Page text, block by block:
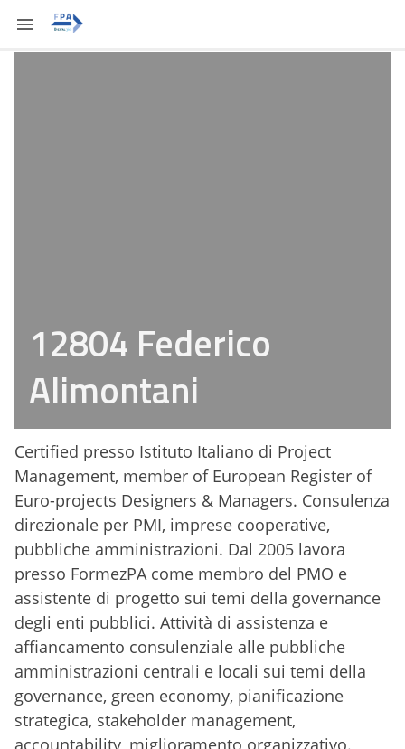
12804 Federico
Alimontani
Certified presso Istituto Italiano di Project
Management, member of European Register of
Euro-projects Designers & Managers. Consulenza
direzionale per PMI, imprese cooperative,
pubbliche amministrazioni. Dal 2005 lavora
presso FormezPA come membro del PMO e
assistente di progetto sui temi della governance
degli enti pubblici. Attività di assistenza e
affiancamento consulenziale alle pubbliche
amministrazioni centrali e locali sui temi della
governance, green economy, pianificazione
strategica, stakeholder management,
accountability, miglioramento organizzativo.